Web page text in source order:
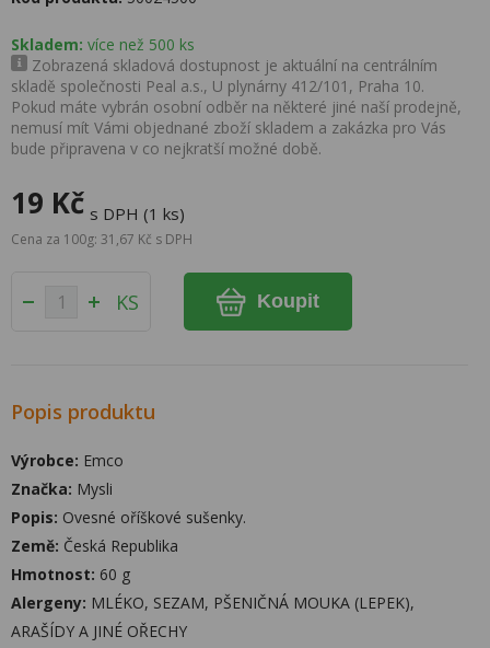
Skladem: více než 500 ks
Zobrazená skladová dostupnost je aktuální na centrálním
skladě společnosti Peal a.s., U plynárny 412/101, Praha 10.
Pokud máte vybrán osobní odběr na některé jiné naší prodejně,
nemusí mít Vámi objednané zboží skladem a zakázka pro Vás
bude připravena v co nejkratší možné době.
19 Kč s DPH (1 ks)
Cena za 100g: 31,67 Kč s DPH
KS Koupit
Popis produktu
Výrobce: Emco
Značka: Mysli
Popis: Ovesné oříškové sušenky.
Země: Česká Republika
Hmotnost: 60 g
Alergeny: MLÉKO, SEZAM, PŠENIČNÁ MOUKA (LEPEK),
ARAŠÍDY A JINÉ OŘECHY